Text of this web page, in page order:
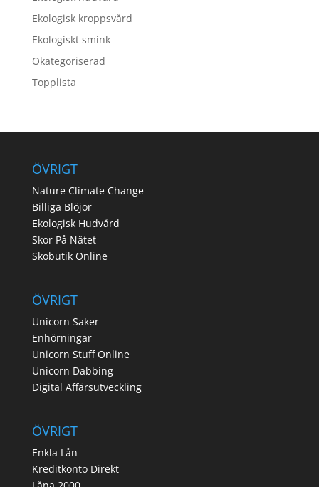
Ekologisk kroppsvård
Ekologiskt smink
Okategoriserad
Topplista
ÖVRIGT
Nature Climate Change
Billiga Blöjor
Ekologisk Hudvård
Skor På Nätet
Skobutik Online
ÖVRIGT
Unicorn Saker
Enhörningar
Unicorn Stuff Online
Unicorn Dabbing
Digital Affärsutveckling
ÖVRIGT
Enkla Lån
Kreditkonto Direkt